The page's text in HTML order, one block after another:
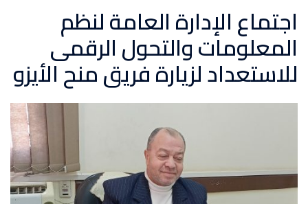
اجتماع الإدارة العامة لنظم
المعلومات والتحول الرقمى
للاستعداد لزيارة فريق منح الأيزو